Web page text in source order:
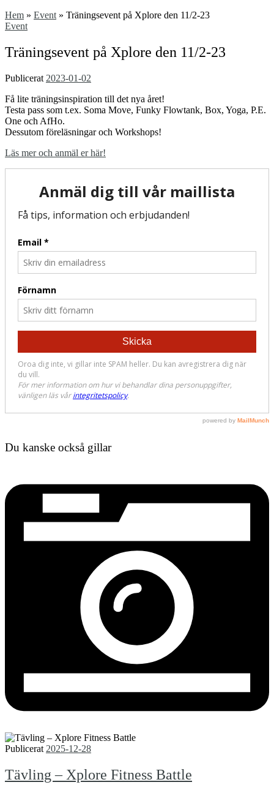
Hem » Event » Träningsevent på Xplore den 11/2-23
Event
Träningsevent på Xplore den 11/2-23
Publicerat 2023-01-02
Få lite träningsinspiration till det nya året!
Testa pass som t.ex. Soma Move, Funky Flowtank, Box, Yoga, P.E.
One och AfHo.
Dessutom föreläsningar och Workshops!
Läs mer och anmäl er här!
Du kanske också gillar
Publicerat 2025-12-28
Tävling – Xplore Fitness Battle